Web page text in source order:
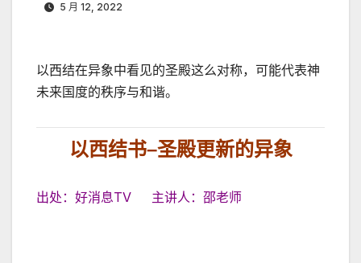
5 月 12, 2022
以西结在异象中看见的圣殿这么对称，可能代表神
未来国度的秩序与和谐。
以西结书–圣殿更新的异象
出处：好消息TV 主讲人：邵老师